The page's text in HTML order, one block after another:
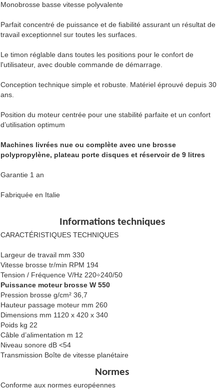
Monobrosse basse vitesse polyvalente
Parfait concentré de puissance et de fiabilité assurant un résultat de
travail exceptionnel sur toutes les surfaces.
Le timon réglable dans toutes les positions pour le confort de
l'utilisateur, avec double commande de démarrage.
Conception technique simple et robuste. Matériel éprouvé depuis 30
ans.
Position du moteur centrée pour une stabilité parfaite et un confort
d’utilisation optimum
Machines livrées nue ou complète avec une brosse
polypropylène, plateau porte disques et réservoir de 9 litres
Garantie 1 an
Fabriquée en Italie
Informations techniques
CARACTÉRISTIQUES TECHNIQUES
Largeur de travail mm 330
Vitesse brosse tr/min RPM 194
Tension / Fréquence V/Hz 220÷240/50
Puissance moteur brosse W 550
Pression brosse g/cm² 36,7
Hauteur passage moteur mm 260
Dimensions mm 1120 x 420 x 340
Poids kg 22
Câble d’alimentation m 12
Niveau sonore dB <54
Transmission Boîte de vitesse planétaire
Normes
Conforme aux normes européennes